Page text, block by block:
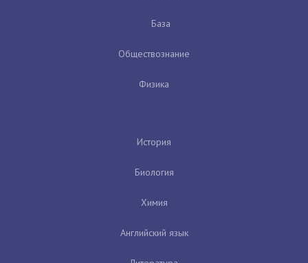
База
Обществознание
Физика
История
Биология
Химия
Английский язык